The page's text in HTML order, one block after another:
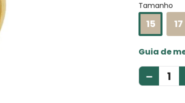
Tamanho
15 17
Guia de
－